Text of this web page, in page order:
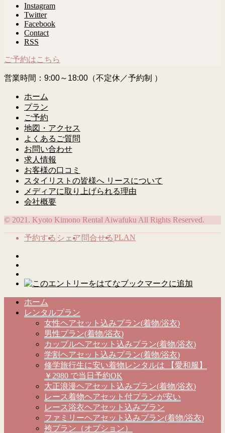
Instagram
Twitter
Facebook
Contact
RSS
ご予約はこちら
営業時間：9:00～18:00（不定休／予約制 ）
ホーム
プラン
ご予約
地図・アクセス
よくあるご質問
お問い合わせ
求人情報
お客様の口コミ
スタイリストの皆様へ リースについて
メディアに取り上げられる理由
会社概要
© 2021. Kyoto Kimono Rental Aiwafuku All Rights Reserved.
予約する シェア 問合せるPLAN
ホーム
レンタルプラン
女性ヘアセット込みプラン(着物/浴衣)
男性プラン(着物/浴衣)
カップルヘアセット込みプラン(着物/浴衣)
学割ヘアセット込みプラン(着物/浴衣)
修学旅行生に安い着物レンタルは 【愛和服】
￥2980 で当日予約OK
大正浪漫ヘアセット込みプラン(着物/浴衣)
レース着物ヘアセット付プランが安い
レース浴衣ヘアセット込みプラン
ファミリーヘアセット込みプラン(着物/浴衣)
袴プラン（オプション）